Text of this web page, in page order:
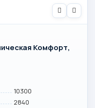
Комфорт,
10300
2840